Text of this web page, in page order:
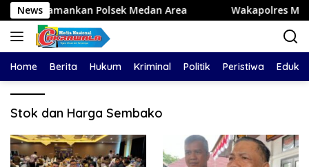
Langsung
ke
konten
NewsPolsek Medan Area Wakapolres Muratara
Home Berita Hukum Kriminal Politik Peristiwa
Stok dan Harga Sembako